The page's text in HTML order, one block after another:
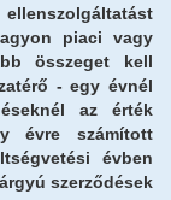
piaci vagy
összeget kell
- egy évnél
az érték
évre számított
évben
szerződések